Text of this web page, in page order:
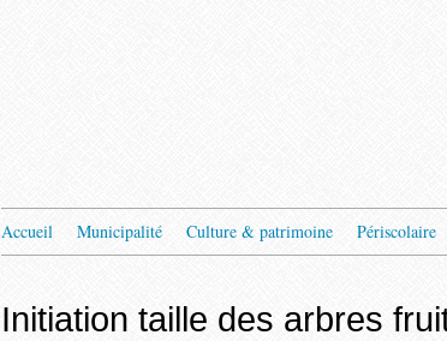
Accueil Municipalité Culture & patrimoine Périscolaire
Initiation taille des arbres